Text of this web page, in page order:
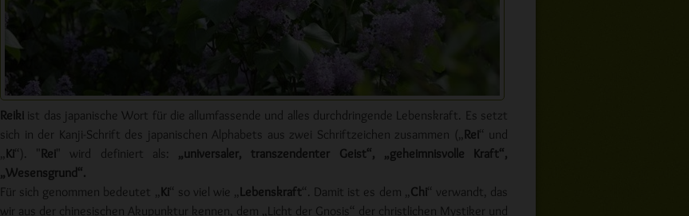
Reiki ist das japanische Wort für die allumfassende und alles durchdringende Lebenskraft. Es setzt
sich in der Kanji-Schrift des japanischen Alphabets aus zwei Schriftzeichen zusammen („Rei“ und
„Ki“). "Rei" wird definiert als: „universaler, transzendenter Geist“, „geheimnisvolle Kraft“,
„Wesensgrund“.
Für sich genommen bedeutet „Ki“ so viel wie „Lebenskraft“. Damit ist es dem „Chi“ verwandt, das
wir aus der chinesischen Akupunktur kennen, dem „Licht der Gnosis“ der christlichen Mystiker und